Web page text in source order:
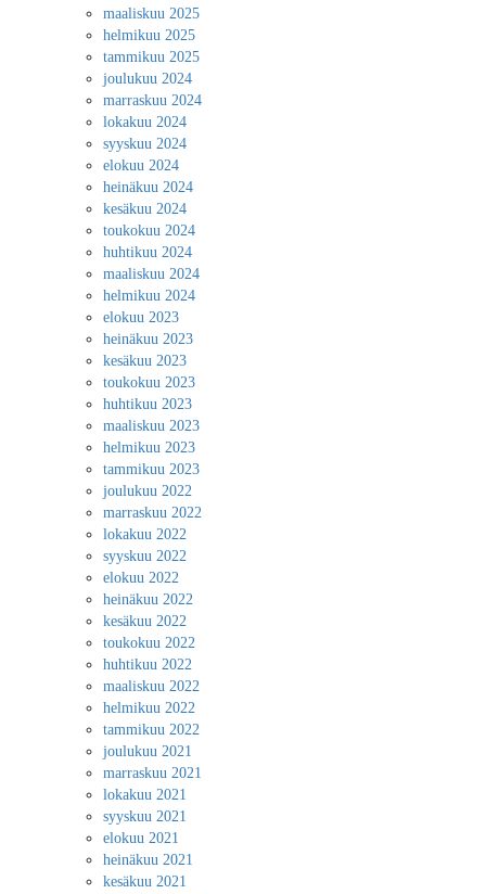
maaliskuu 2025
helmikuu 2025
tammikuu 2025
joulukuu 2024
marraskuu 2024
lokakuu 2024
syyskuu 2024
elokuu 2024
heinäkuu 2024
kesäkuu 2024
toukokuu 2024
huhtikuu 2024
maaliskuu 2024
helmikuu 2024
elokuu 2023
heinäkuu 2023
kesäkuu 2023
toukokuu 2023
huhtikuu 2023
maaliskuu 2023
helmikuu 2023
tammikuu 2023
joulukuu 2022
marraskuu 2022
lokakuu 2022
syyskuu 2022
elokuu 2022
heinäkuu 2022
kesäkuu 2022
toukokuu 2022
huhtikuu 2022
maaliskuu 2022
helmikuu 2022
tammikuu 2022
joulukuu 2021
marraskuu 2021
lokakuu 2021
syyskuu 2021
elokuu 2021
heinäkuu 2021
kesäkuu 2021